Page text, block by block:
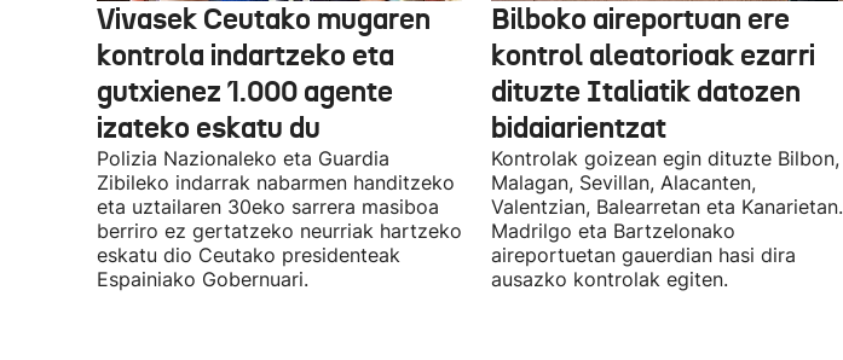
Vivasek Ceutako mugaren
kontrola indartzeko eta
gutxienez 1.000 agente
izateko eskatu du
Polizia Nazionaleko eta Guardia
Zibileko indarrak nabarmen handitzeko
eta uztailaren 30eko sarrera masiboa
berriro ez gertatzeko neurriak hartzeko
eskatu dio Ceutako presidenteak
Espainiako Gobernuari.
Bilboko aireportuan ere
kontrol aleatorioak ezarri
dituzte Italiatik datozen
bidaiarientzat
Kontrolak goizean egin dituzte Bilbon,
Malagan, Sevillan, Alacanten,
Valentzian, Balearretan eta Kanarietan.
Madrilgo eta Bartzelonako
aireportuetan gauerdian hasi dira
ausazko kontrolak egiten.